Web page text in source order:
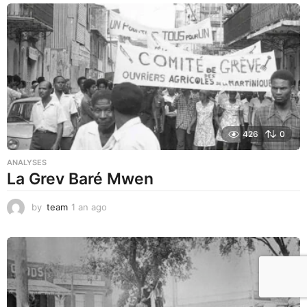
a
g
o
426 0
ANALYSES
La Grev Baré Mwen
by team 1 an ago
a
g
o